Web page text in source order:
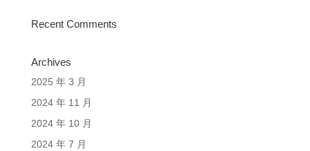
Recent Comments
Archives
2025 年 3 月
2024 年 11 月
2024 年 10 月
2024 年 7 月